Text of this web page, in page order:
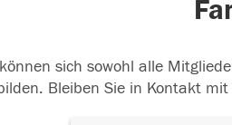
sich sowohl alle
Bleiben Sie in Kontakt